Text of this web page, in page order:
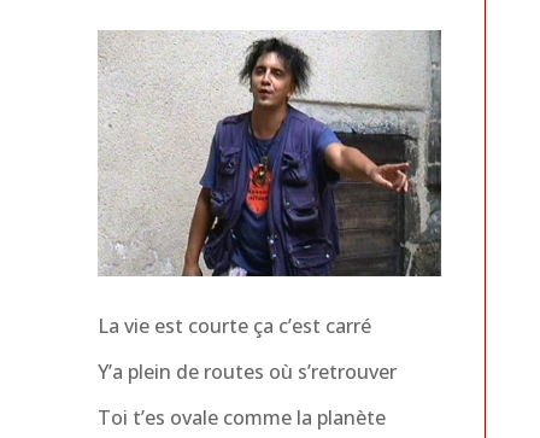
La vie est courte ça c’est carré
Y’a plein de routes où s’retrouver
Toi t’es ovale comme la planète